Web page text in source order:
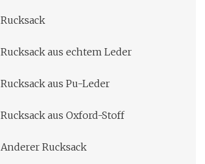
Rucksack
Rucksack aus echtem Leder
Rucksack aus Pu-Leder
Rucksack aus Oxford-Stoff
Anderer Rucksack